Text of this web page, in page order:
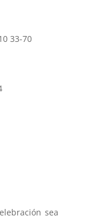
33-70
sea